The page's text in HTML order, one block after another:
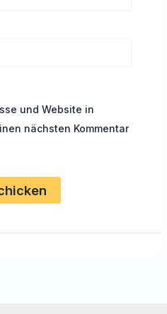
und Website in
nächsten Kommentar